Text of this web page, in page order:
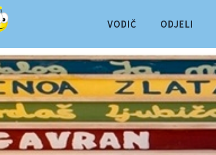
VODIČ ODJELI